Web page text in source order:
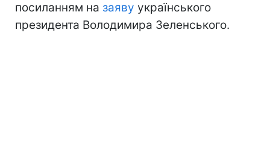
посиланням на заяву українського
президента Володимира Зеленського.